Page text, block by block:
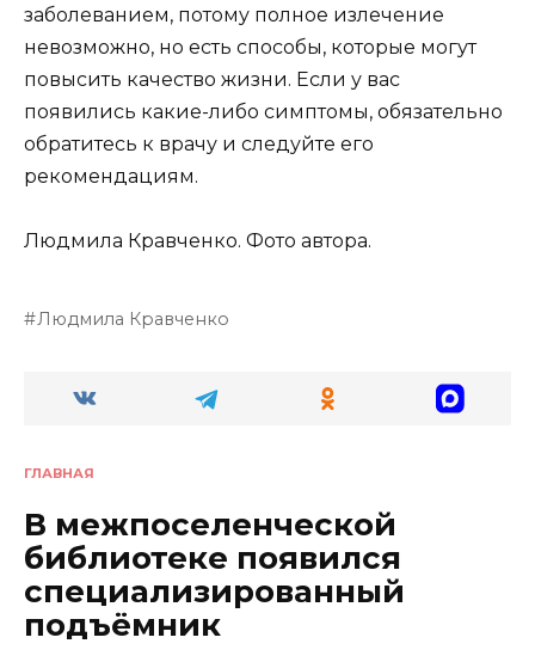
заболеванием, потому полное излечение
невозможно, но есть способы, которые могут
повысить качество жизни. Если у вас
появились какие-либо симптомы, обязательно
обратитесь к врачу и следуйте его
рекомендациям.
Людмила Кравченко. Фото автора.
Людмила Кравченко
ГЛАВНАЯ
В межпоселенческой
библиотеке появился
специализированный
подъёмник